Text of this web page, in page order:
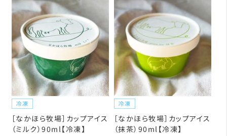
［なかほら牧場］カップアイス
（ミルク）90ml【冷凍】
［なかほら牧場］カップアイス
（抹茶）90ml【冷凍】